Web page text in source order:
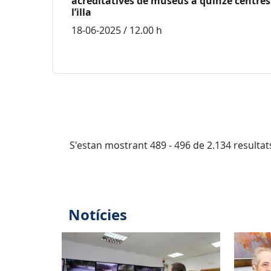
l’illa
18-06-2025 / 12.00 h
S'estan mostrant 489 - 496 de 2.134
Notícies